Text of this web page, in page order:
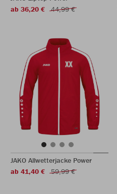
ab 36,20 €
44,99 €
JAKO Allwetterjacke Power
ab 41,40 €
59,99 €